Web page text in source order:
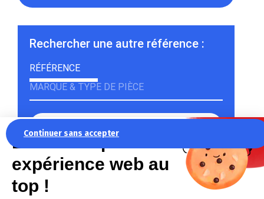
Continuer sans accepter
La recette pour une
expérience web au
top !
Rechercher une autre référence :
RÉFÉRENCE
MARQUE & TYPE DE PIÈCE
Rechercher